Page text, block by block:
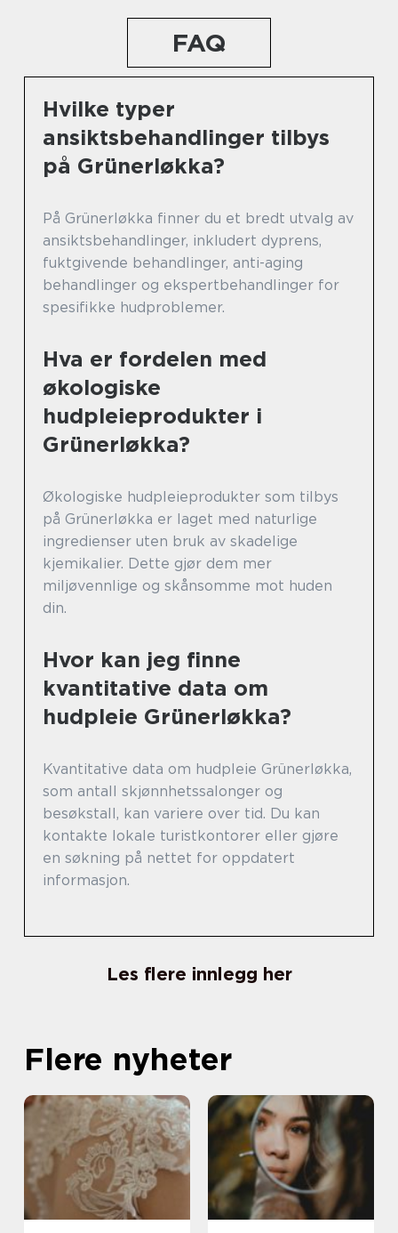
FAQ
Hvilke typer
ansiktsbehandlinger tilbys
på Grünerløkka?
På Grünerløkka finner du et bredt utvalg av
ansiktsbehandlinger, inkludert dyprens,
fuktgivende behandlinger, anti-aging
behandlinger og ekspertbehandlinger for
spesifikke hudproblemer.
Hva er fordelen med
økologiske
hudpleieprodukter i
Grünerløkka?
Økologiske hudpleieprodukter som tilbys
på Grünerløkka er laget med naturlige
ingredienser uten bruk av skadelige
kjemikalier. Dette gjør dem mer
miljøvennlige og skånsomme mot huden
din.
Hvor kan jeg finne
kvantitative data om
hudpleie Grünerløkka?
Kvantitative data om hudpleie Grünerløkka,
som antall skjønnhetssalonger og
besøkstall, kan variere over tid. Du kan
kontakte lokale turistkontorer eller gjøre
en søkning på nettet for oppdatert
informasjon.
Les flere innlegg her
Flere nyheter